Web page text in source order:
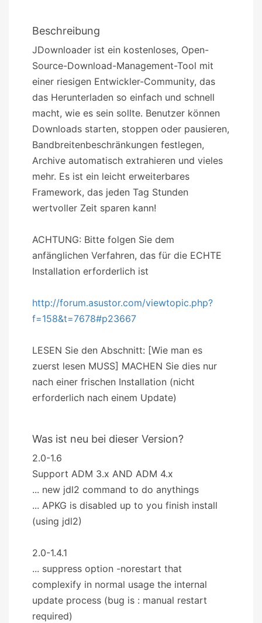
Beschreibung
JDownloader ist ein kostenloses, Open-
Source-Download-Management-Tool mit
einer riesigen Entwickler-Community, das
das Herunterladen so einfach und schnell
macht, wie es sein sollte. Benutzer können
Downloads starten, stoppen oder pausieren,
Bandbreitenbeschränkungen festlegen,
Archive automatisch extrahieren und vieles
mehr. Es ist ein leicht erweiterbares
Framework, das jeden Tag Stunden
wertvoller Zeit sparen kann!
ACHTUNG: Bitte folgen Sie dem
anfänglichen Verfahren, das für die ECHTE
Installation erforderlich ist
http://forum.asustor.com/viewtopic.php?
f=158&t=7678#p23667
LESEN Sie den Abschnitt: [Wie man es
zuerst lesen MUSS] MACHEN Sie dies nur
nach einer frischen Installation (nicht
erforderlich nach einem Update)
Was ist neu bei dieser Version?
2.0-1.6
Support ADM 3.x AND ADM 4.x
... new jdl2 command to do anythings
... APKG is disabled up to you finish install
(using jdl2)
2.0-1.4.1
... suppress option -norestart that
complexify in normal usage the internal
update process (bug is : manual restart
required)